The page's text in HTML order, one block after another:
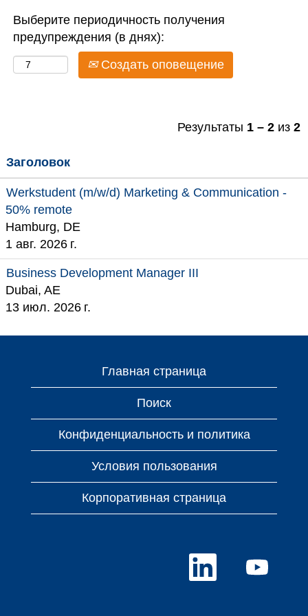
Выберите периодичность получения
предупреждения (в днях):
Создать оповещение
Результаты 1 – 2 из 2
Заголовок
Werkstudent (m/w/d) Marketing & Communication -
50% remote
Hamburg, DE
1 авг. 2026 г.
Business Development Manager III
Dubai, AE
13 июл. 2026 г.
Главная страница
Поиск
Конфиденциальность и политика
Условия пользования
Корпоративная страница
О
к
О